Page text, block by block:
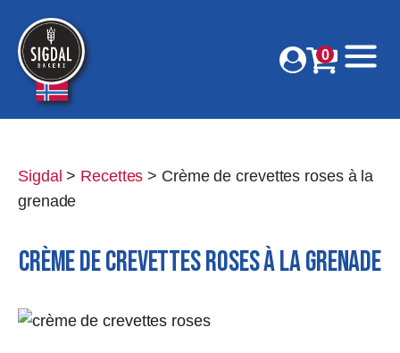
0
Sigdal > Recettes > Crème de crevettes roses à la
grenade
CRÈME DE CREVETTES ROSES À LA GRENADE